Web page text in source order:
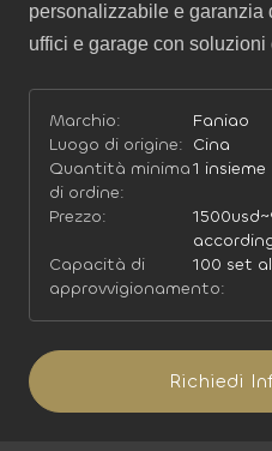
personalizzabile e garanzia
uffici e garage con
Marchio:
Faniao
Luogo di origine: Cina
Quantità minima
di ordine:
1 insieme
Prezzo:
Capacità di
approvvigionamento:
100 set
Richiedi